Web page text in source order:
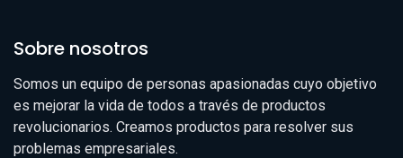
Sobre nosotros
Somos un equipo de personas apasionadas cuyo objetivo
es mejorar la vida de todos a través de productos
revolucionarios. Creamos productos para resolver sus
problemas empresariales.